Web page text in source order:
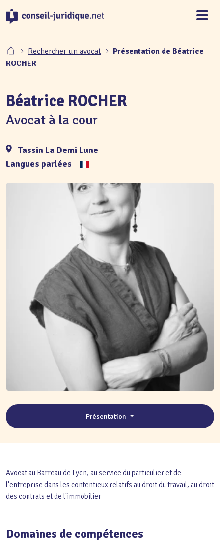
Rechercher un avocat
Présentation de Béatrice
ROCHER
Béatrice ROCHER
Avocat à la cour
Tassin La Demi Lune
Langues parlées
Présentation
Avocat au Barreau de Lyon, au service du particulier et de
l'entreprise dans les contentieux relatifs au droit du travail, au droit
des contrats et de l'immobilier
Domaines de compétences